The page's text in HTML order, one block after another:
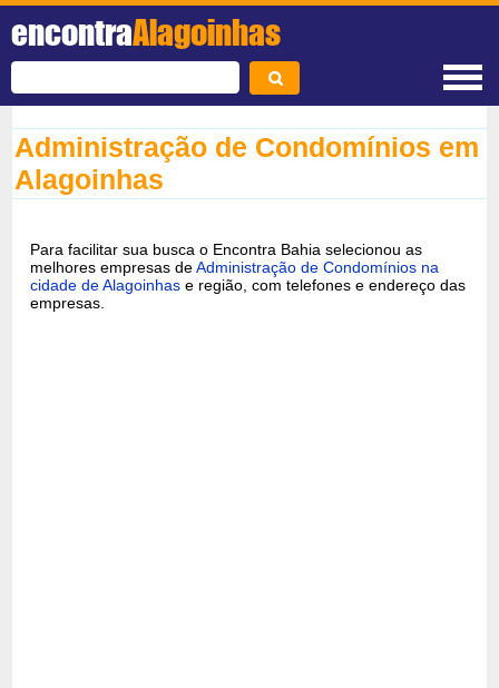
encontraAlagoinhas
Administração de Condomínios em
Alagoinhas
Para facilitar sua busca o Encontra Bahia selecionou as
melhores empresas deAdministração de Condomínios na
cidade de Alagoinhas e região, com telefones e endereço das
empresas.